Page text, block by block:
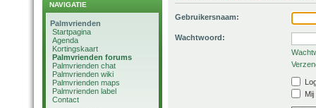
NAVIGATIE
Palmvrienden
Startpagina
Agenda
Kortingskaart
Palmvrienden forums
Palmvrienden chat
Palmvrienden wiki
Palmvrienden maps
Palmvrienden label
Contact
Gebruikersnaam:
Wachtwoord: